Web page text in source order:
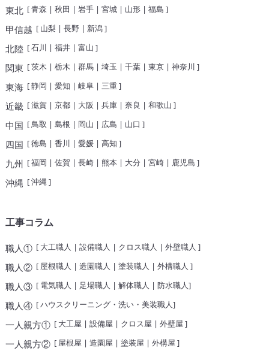
東北 [青森 | 秋田 | 岩手| 宮城| 山形| 福島 ]
甲信越 [ 山梨 | 長野| 新潟]
北陸 [石川 | 福井| 富山 ]
関東 [茨木 | 栃木 | 群馬| 埼玉 | 千葉| 東京| 神奈川 ]
東海[静岡 | 愛知 | 岐阜| 三重]
近畿[滋賀 | 京都| 大阪 | 兵庫| 奈良 | 和歌山 ]
中国 [鳥取 | 島根 | 岡山 | 広島 | 山口 ]
四国 [徳島 | 香川 | 愛媛| 高知 ]
九州 [福岡 | 佐賀 | 長崎| 熊本| 大分 | 宮崎| 鹿児島 ]
沖縄 [沖縄]
工事コラム
職人①[ 大工職人 | 設備職人 | クロス職人 | 外壁職人 ]
職人②[ 屋根職人 | 造園職人 | 塗装職人 | 外構職人 ]
職人③[ 電気職人 | 足場職人 | 解体職人 | 防水職人]
職人④[ハウスクリーニング・洗い・美装職人]
一人親方①[ 大工屋 | 設備屋 | クロス屋 | 外壁屋 ]
一人親方②[ 屋根屋 | 造園屋 | 塗装屋 | 外構屋 ]